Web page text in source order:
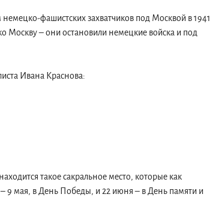
фашистских захватчиков под Москвой в 1941
Москву – они остановили немецкие войска и под
Ивана Краснова:
такое сакральное место, которые как
9 мая, в День Победы, и 22 июня – в День памяти и